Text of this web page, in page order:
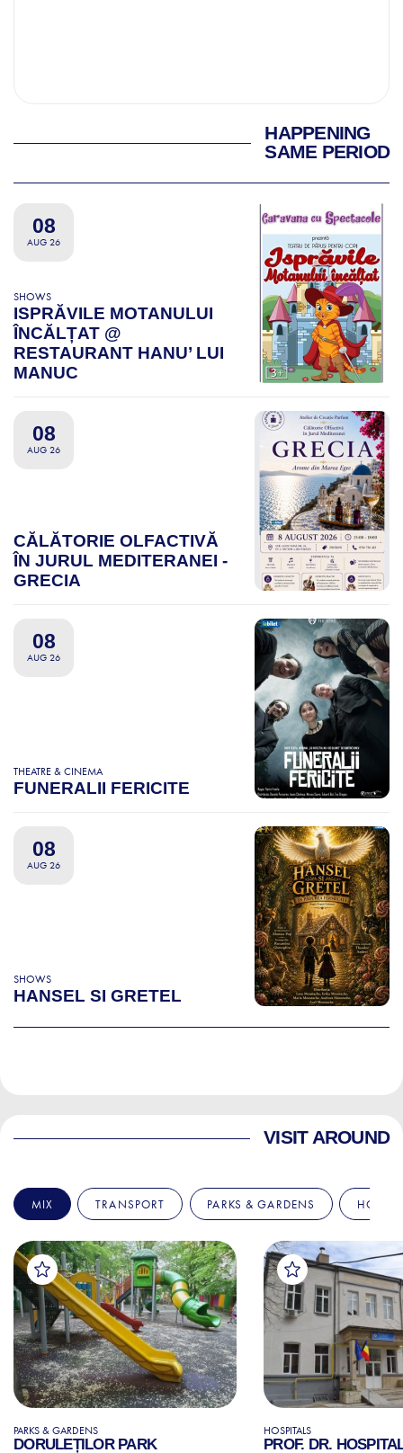
HAPPENING
SAME PERIOD
08
AUG 26
SHOWS
ISPRĂVILE MOTANULUI
ÎNCĂLȚAT @
RESTAURANT HANU’ LUI
MANUC
08
AUG 26
CĂLĂTORIE OLFACTIVĂ
ÎN JURUL MEDITERANEI -
GRECIA
08
AUG 26
THEATRE & CINEMA
FUNERALII FERICITE
08
AUG 26
SHOWS
HANSEL SI GRETEL
VISIT AROUND
MIX TRANSPORT PARKS & GARDENS
PARKS & GARDENS
DORULEȚILOR PARK
HOSPITALS
PROF. DR.